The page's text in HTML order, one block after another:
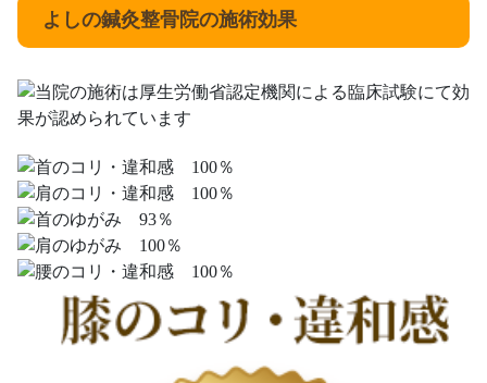
よしの鍼灸整骨院の施術効果